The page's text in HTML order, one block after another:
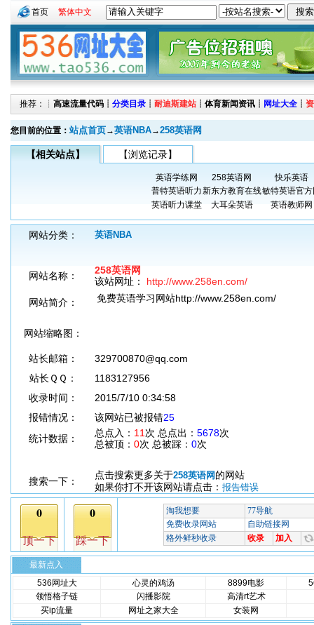
首页 繁体中文
推荐：┊ 高速流量代码 ┊ 分类目录 ┊ 耐迪斯建站 ┊ 体育新闻资讯 ┊ 网址大全 ┊
您目前的位置： 站点首页→英语NBA→258英语网
【相关站点】 【浏览记录】
英语学练网 258英语网
快乐英语
普特英语听力新东方教育在线敏特英语官方
英语听力课堂
大耳朵英语 英语教师网
网站分类： 英语NBA
网站名称：
258英语网
该站网址： http://www.258en.com/
网站简介：
免费英语学习网站http://www.258en.com/
网站缩略图：
站长邮箱：
329700870@qq.com
站长ＱＱ：
1183127956
收录时间：
2015/7/10 0:34:58
报错情况：
该网站已被报错25
统计数据：
总点入： 11 次 总点出： 5678次
总被顶： 0次 总被踩： 0次
搜索一下：
点击搜索更多关于258英语网 的网站
如果你打不开该网站请点击： 报告错误
最新点入
536网址大
心灵的鸡汤 8899电影
领悟格子链
闪播影院
高清rt艺术
买ip流量
网址之家大全 女装网